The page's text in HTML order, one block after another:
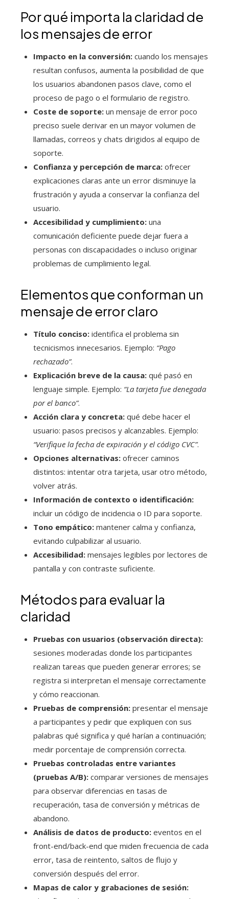
Por qué importa la claridad de
los mensajes de error
Impacto en la conversión: cuando los mensajes
resultan confusos, aumenta la posibilidad de que
los usuarios abandonen pasos clave, como el
proceso de pago o el formulario de registro.
Coste de soporte: un mensaje de error poco
preciso suele derivar en un mayor volumen de
llamadas, correos y chats dirigidos al equipo de
soporte.
Confianza y percepción de marca: ofrecer
explicaciones claras ante un error disminuye la
frustración y ayuda a conservar la confianza del
usuario.
Accesibilidad y cumplimiento: una
comunicación deficiente puede dejar fuera a
personas con discapacidades o incluso originar
problemas de cumplimiento legal.
Elementos que conforman un
mensaje de error claro
Título conciso: identifica el problema sin
tecnicismos innecesarios. Ejemplo: “Pago
rechazado”.
Explicación breve de la causa: qué pasó en
lenguaje simple. Ejemplo: “La tarjeta fue denegada
por el banco”.
Acción clara y concreta: qué debe hacer el
usuario: pasos precisos y alcanzables. Ejemplo:
“Verifique la fecha de expiración y el código CVC”.
Opciones alternativas: ofrecer caminos
distintos: intentar otra tarjeta, usar otro método,
volver atrás.
Información de contexto o identificación:
incluir un código de incidencia o ID para soporte.
Tono empático: mantener calma y confianza,
evitando culpabilizar al usuario.
Accesibilidad: mensajes legibles por lectores de
pantalla y con contraste suficiente.
Métodos para evaluar la
claridad
Pruebas con usuarios (observación directa):
sesiones moderadas donde los participantes
realizan tareas que pueden generar errores; se
registra si interpretan el mensaje correctamente
y cómo reaccionan.
Pruebas de comprensión: presentar el mensaje
a participantes y pedir que expliquen con sus
palabras qué significa y qué harían a continuación;
medir porcentaje de comprensión correcta.
Pruebas controladas entre variantes
(pruebas A/B): comparar versiones de mensajes
para observar diferencias en tasas de
recuperación, tasa de conversión y métricas de
abandono.
Análisis de datos de producto: eventos en el
front-end/back-end que miden frecuencia de cada
error, tasa de reintento, saltos de flujo y
conversión después del error.
Mapas de calor y grabaciones de sesión: